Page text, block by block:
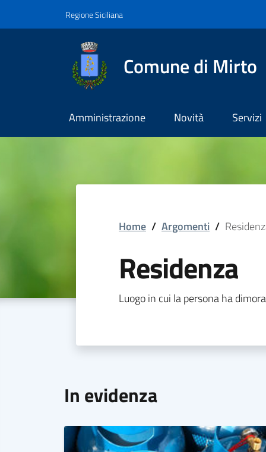
Regione Siciliana
Comune di Mirto
Amministrazione Novità Servizi
Home / Argomenti /
Residenza
Luogo in cui la persona ha
In evidenza